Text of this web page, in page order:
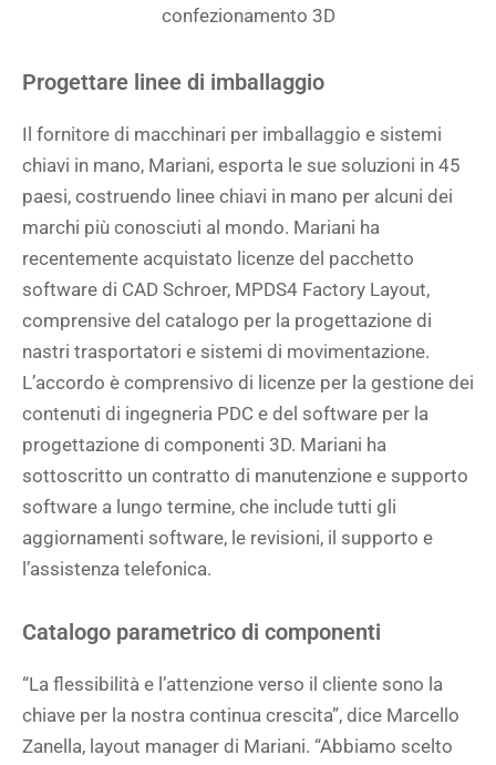
confezionamento 3D
Progettare linee di imballaggio
Il fornitore di macchinari per imballaggio e sistemi
chiavi in mano, Mariani, esporta le sue soluzioni in 45
paesi, costruendo linee chiavi in ​​mano per alcuni dei
marchi più conosciuti al mondo. Mariani ha
recentemente acquistato licenze del pacchetto
software di CAD Schroer, MPDS4 Factory Layout,
comprensive del catalogo per la progettazione di
nastri trasportatori e sistemi di movimentazione.
L’accordo è comprensivo di licenze per la gestione dei
contenuti di ingegneria PDC e del software per la
progettazione di componenti 3D. Mariani ha
sottoscritto un contratto di manutenzione e supporto
software a lungo termine, che include tutti gli
aggiornamenti software, le revisioni, il supporto e
l’assistenza telefonica.
Catalogo parametrico di componenti
“La flessibilità e l’attenzione verso il cliente sono la
chiave per la nostra continua crescita”, dice Marcello
Zanella, layout manager di Mariani. “Abbiamo scelto